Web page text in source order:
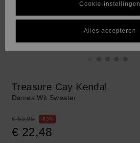
Treasure Cay Kendal
Dames Wit Sweater
€ 59,95 63%
€ 22,48
Cookie-instellingen
Alles accepteren